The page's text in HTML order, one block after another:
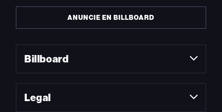
ANUNCIE EN BILLBOARD
Billboard
Legal